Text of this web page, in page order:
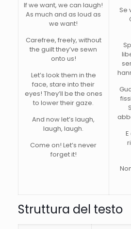
If we want, we can laugh!
As much and as loud as
we want!
Carefree, freely, without
the guilt they’ve sewn
onto us!
Let’s look them in the
face, stare into their
eyes! They’ll be the ones
to lower their gaze.
And now let’s laugh,
laugh, laugh.
Come on! Let’s never
forget it!
Se
Struttura del testo